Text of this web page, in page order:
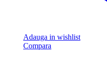
Adauga in wishlist
Compara